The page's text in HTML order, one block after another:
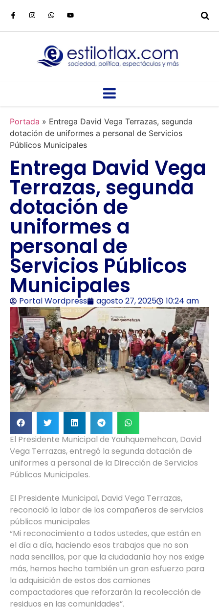
Portada » Entrega David Vega Terrazas, segunda
dotación de uniformes a personal de Servicios
Públicos Municipales
Entrega David Vega
Terrazas, segunda
dotación de
uniformes a
personal de
Servicios Públicos
Municipales
Portal Wordpress agosto 27, 2025 10:24 am
El Presidente Municipal de Yauhquemehcan, David
Vega Terrazas, entregó la segunda dotación de
uniformes a personal de la Dirección de Servicios
Públicos Municipales.
El Presidente Municipal, David Vega Terrazas,
reconoció la labor de los compañeros de servicios
públicos municipales
“Mi reconocimiento a todos ustedes, que están en
el día a día, haciendo esos trabajos que no son
nada sencillos, por que la ciudadanía hoy nos exige
más, hemos hecho también un gran esfuerzo para
la adquisición de estos dos camiones
compactadores que reforzarán la recolección de
residuos en las comunidades”.